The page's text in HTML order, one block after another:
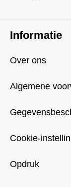
Informatie
Over ons
Algemene
Cookie-
Opdruk